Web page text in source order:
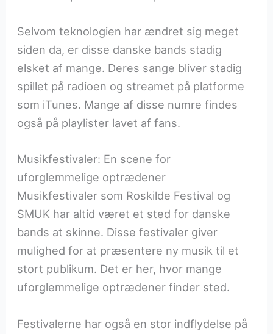
Selvom teknologien har ændret sig meget
siden da, er disse danske bands stadig
elsket af mange. Deres sange bliver stadig
spillet på radioen og streamet på platforme
som iTunes. Mange af disse numre findes
også på playlister lavet af fans.
Musikfestivaler: En scene for
uforglemmelige optrædener
Musikfestivaler som Roskilde Festival og
SMUK har altid været et sted for danske
bands at skinne. Disse festivaler giver
mulighed for at præsentere ny musik til et
stort publikum. Det er her, hvor mange
uforglemmelige optrædener finder sted.
Festivalerne har også en stor indflydelse på